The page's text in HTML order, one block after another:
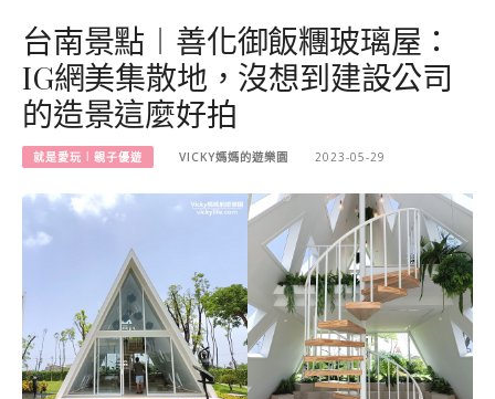
台南景點︱善化御飯糰玻璃屋：
IG網美集散地，沒想到建設公司
的造景這麼好拍
就是愛玩︱親子優遊 VICKY媽媽的遊樂園 2023-05-29